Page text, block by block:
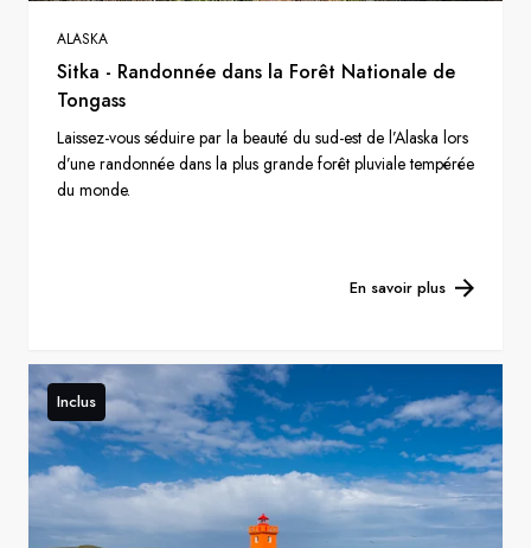
ALASKA
Sitka - Randonnée dans la Forêt Nationale de
Tongass
Laissez-vous séduire par la beauté du sud-est de l’Alaska lors
d’une randonnée dans la plus grande forêt pluviale tempérée
du monde.
En savoir plus
Inclus